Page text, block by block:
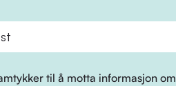
til å motta informasjon om